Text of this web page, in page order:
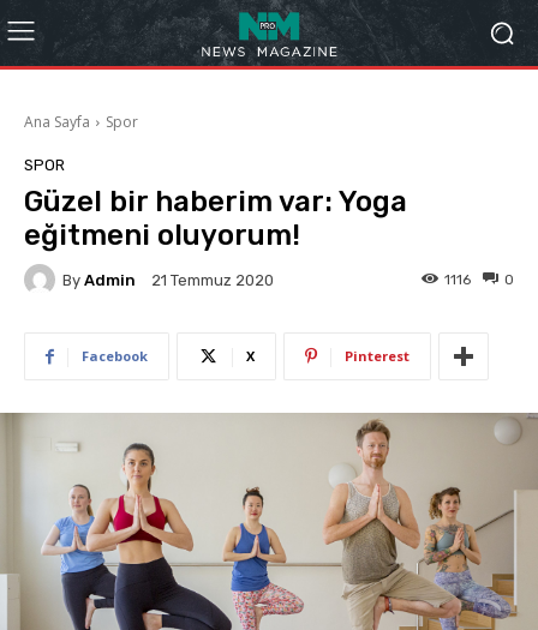
Ana Sayfa Spor
SPOR
Güzel bir haberim var: Yoga
eğitmeni oluyorum!
By Admin 21 Temmuz 2020 0
1116
Facebook X Pinterest